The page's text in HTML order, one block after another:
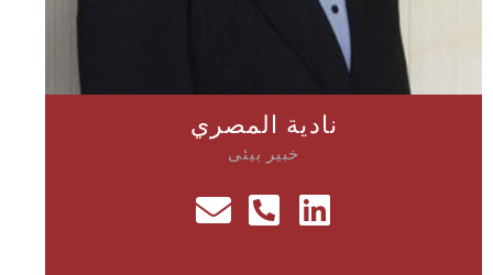
نادية المصري
خبير بيئى